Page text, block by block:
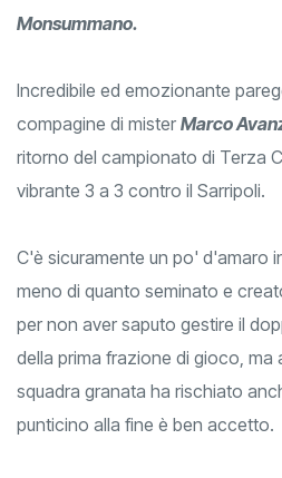
Monsummano.
Incredibile ed emozionante
compagine di mister Marco
ritorno del campionato di Terza
vibrante 3 a 3 contro il Sarripoli.
C'è sicuramente un po' d'amaro
meno di quanto seminato e
per non aver saputo gestire il
della prima frazione di gioco, ma
squadra granata ha rischiato
punticino alla fine è ben accetto.